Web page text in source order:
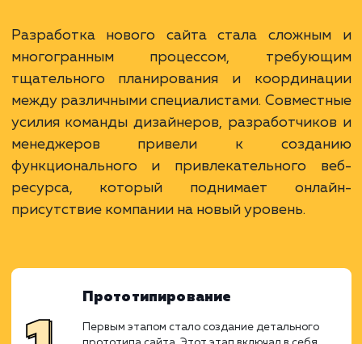
Ход работ
многогранным процессом,
тщательного планирования и